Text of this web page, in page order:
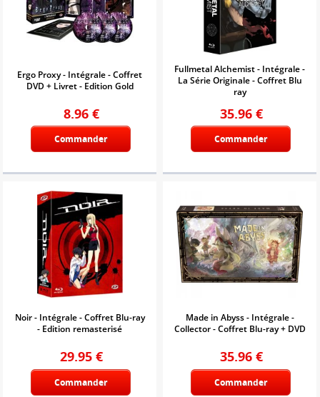
Ergo Proxy - Intégrale - Coffret
DVD + Livret - Edition Gold
8.96 €
Commander
Fullmetal Alchemist - Intégrale -
La Série Originale - Coffret Blu
ray
35.96 €
Commander
Noir - Intégrale - Coffret Blu-ray
- Edition remasterisé
29.95 €
Commander
Made in Abyss - Intégrale -
Collector - Coffret Blu-ray + DVD
35.96 €
Commander